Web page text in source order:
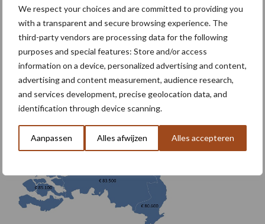
We respect your choices and are committed to providing you
with a transparent and secure browsing experience. The
third-party vendors are processing data for the following
purposes and special features: Store and/or access
information on a device, personalized advertising and content,
advertising and content measurement, audience research,
and services development, precise geolocation data, and
identification through device scanning.
Aanpassen Alles afwijzen Alles accepteren